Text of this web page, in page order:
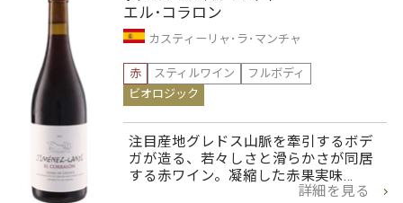
エル･コラロン
カスティーリャ･ラ･マンチャ
赤
スティルワイン
フルボディ
ビオロジック
注目産地グレドス山脈を牽引するボデ
ガが造る、若々しさと滑らかさが同居
する赤ワイン。凝縮した赤果実味…
詳細を見る